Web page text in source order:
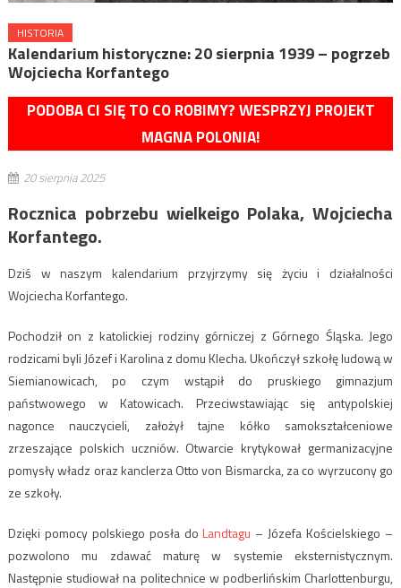
HISTORIA
Kalendarium historyczne: 20 sierpnia 1939 – pogrzeb
Wojciecha Korfantego
PODOBA CI SIĘ TO CO ROBIMY? WESPRZYJ PROJEKT
MAGNA POLONIA!
20 sierpnia 2025
Rocznica pobrzebu wielkeigo Polaka, Wojciecha
Korfantego.
Dziś w naszym kalendarium przyjrzymy się życiu i działalności
Wojciecha Korfantego.
Pochodził on z katolickiej rodziny górniczej z Górnego Śląska. Jego
rodzicami byli Józef i Karolina z domu Klecha. Ukończył szkołę ludową w
Siemianowicach, po czym wstąpił do pruskiego gimnazjum
państwowego w Katowicach. Przeciwstawiając się antypolskiej
nagonce nauczycieli, założył tajne kółko samokształceniowe
zrzeszające polskich uczniów. Otwarcie krytykował germanizacyjne
pomysły władz oraz kanclerza Otto von Bismarcka, za co wyrzucony go
ze szkoły.
Dzięki pomocy polskiego posła doLandtagu – Józefa Kościelskiego –
pozwolono mu zdawać maturę w systemie eksternistycznym.
Następnie studiował na politechnice w podberlińskim Charlottenburgu,